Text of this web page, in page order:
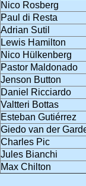
Nico Rosberg
Paul di Resta
Adrian Sutil
Lewis Hamilton
Nico Hülkenberg
Pastor Maldonado
Jenson Button
Daniel Ricciardo
Valtteri Bottas
Esteban Gutiérrez
Giedo van der
Charles Pic
Jules Bianchi
Max Chilton